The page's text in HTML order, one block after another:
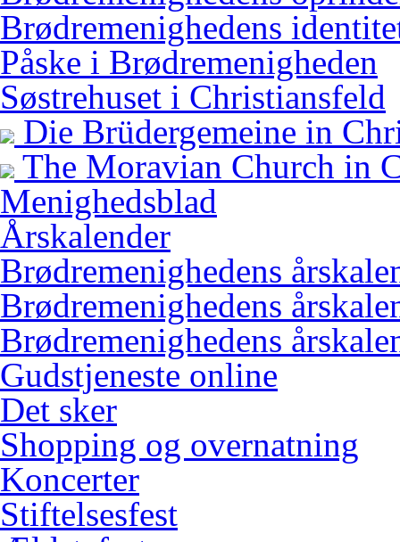
Brødremenighedens
Påske i Brødremenigheden
Søstrehuset i Christiansfeld
Die Brüdergemeine in
The Moravian Church in
Menighedsblad
Årskalender
Brødremenighedens
Brødremenighedens
Brødremenighedens
Gudstjeneste online
Det sker
Shopping og overnatning
Koncerter
Stiftelsesfest